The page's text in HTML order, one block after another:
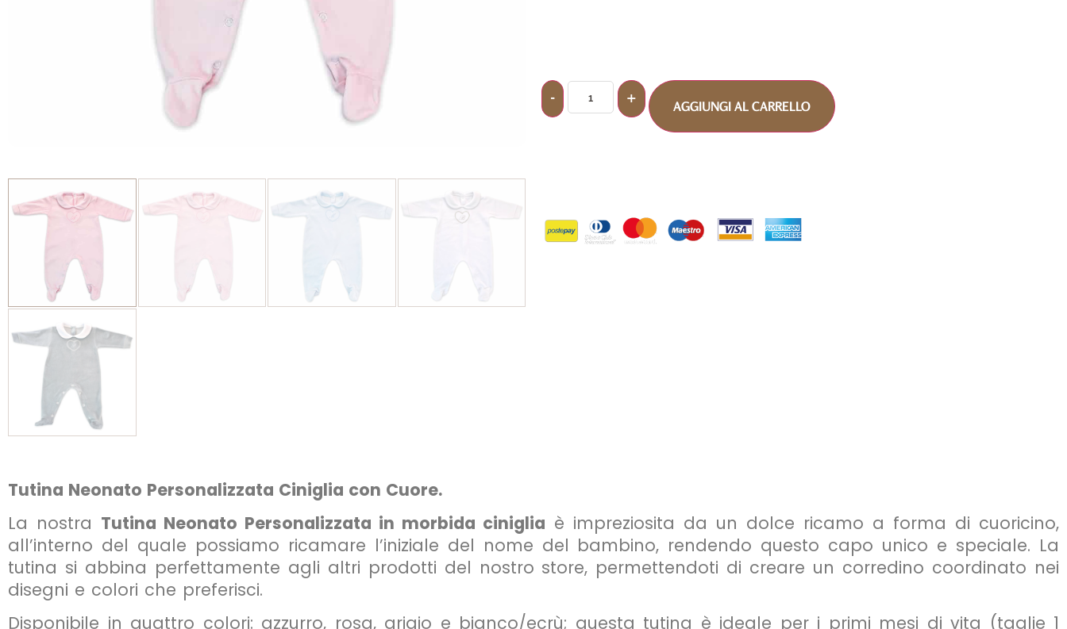
AGGIUNGI AL CARRELLO
Tutina Neonato Personalizzata Ciniglia con Cuore.
La nostra Tutina Neonato Personalizzata in morbida ciniglia è impreziosita da un dolce ricamo a forma di cuoricino,
all’interno del quale possiamo ricamare l’iniziale del nome del bambino, rendendo questo capo unico e speciale. La
tutina si abbina perfettamente agli altri prodotti del nostro store, permettendoti di creare un corredino coordinato nei
disegni e colori che preferisci.
Disponibile in quattro colori: azzurro, rosa, grigio e bianco/ecrù; questa tutina è ideale per i primi mesi di vita (taglie 1